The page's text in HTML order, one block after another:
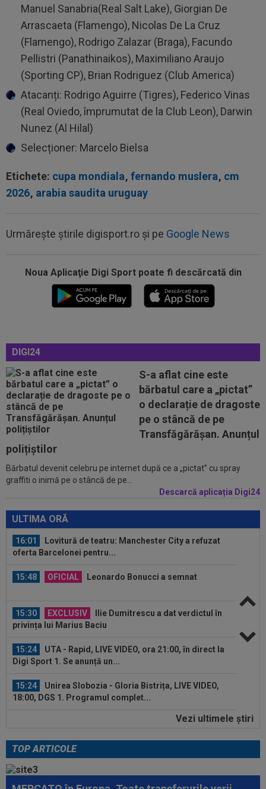
Manuel Sanabria(Real Salt Lake), Giorgian De
Arrascaeta (Flamengo), Nicolas De La Cruz
(Flamengo), Rodrigo Zalazar (Braga), Facundo
Pellistri (Panathinaikos), Maximiliano Araujo
(Sporting CP), Brian Rodriguez (Club America)
Atacanți: Rodrigo Aguirre (Tigres), Federico Vinas
(Real Oviedo, împrumutat de la Club Leon), Darwin
Nunez (Al Hilal)
Selecționer: Marcelo Bielsa
Etichete: cupa mondiala, fernando muslera, cm
2026, arabia saudita uruguay
Urmărește știrile digisport.ro și pe Google News
Noua Aplicaţie Digi Sport poate fi descărcată din
DIGI24
S-a aflat cine este
bărbatul care a „pictat”
o declarație de dragoste
pe o stâncă de pe
Transfăgărășan. Anunțul
polițiștilor
Bărbatul devenit celebru pe internet după ce a „pictat” cu spray
graffiti o inimă pe o stâncă de pe...
Descarcă aplicația Digi24
ULTIMA ORĂ
OFICIAL Leonardo Bonucci a semnat
15:24
UTA - Rapid, LIVE VIDEO, ora 21:00, în direct la
Digi Sport 1. Se anunță un...
15:24
Unirea Slobozia - Gloria Bistrița, LIVE VIDEO,
18:00, DGS 1. Programul complet...
15:18 FOTO
Paula Badosa a îngrijorat pe toată
lumea cu imaginile postate, iar a doua zi a...
16:01
Cristiano Ronaldo, convins: ”Cel mai bun
fotbalist din istorie”
de la FCSB: ”E rușinos”
16:01
Lovitură de teatru: Manchester City a refuzat
oferta Barcelonei pentru...
15:48 OFICIAL Leonardo Bonucci a semnat
15:30 EXCLUSIV
Ilie Dumitrescu a dat verdictul în
privința lui Marius Baciu
15:24
UTA - Rapid, LIVE VIDEO, ora 21:00, în direct la
Digi Sport 1. Se anunță un...
15:24
Unirea Slobozia - Gloria Bistrița, LIVE VIDEO,
18:00, DGS 1. Programul complet...
Paula Badosa a îngrijorat pe toată
16:01
Cristiano Ronaldo, convins: ”Cel mai bun
fotbalist din istorie”
Vezi ultimele ştiri
TOP ARTICOLE